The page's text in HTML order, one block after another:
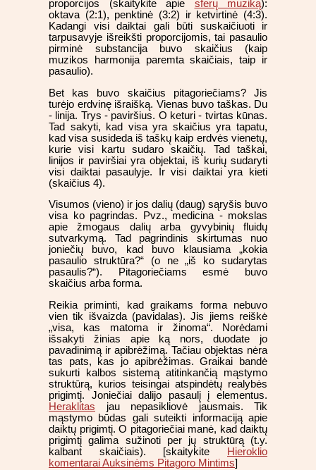
proporcijos (skaitykite apie sferų muziką):
oktava (2:1), penktinė (3:2) ir ketvirtinė (4:3).
Kadangi visi daiktai gali būti suskaičiuoti ir
tarpusavyje išreikšti proporcijomis, tai pasaulio
pirminė substancija buvo skaičius (kaip
muzikos harmonija paremta skaičiais, taip ir
pasaulio).
Bet kas buvo skaičius pitagoriečiams? Jis
turėjo erdvinę išraišką. Vienas buvo taškas. Du
- linija. Trys - paviršius. O keturi - tvirtas kūnas.
Tad sakyti, kad visa yra skaičius yra tapatu,
kad visa susideda iš taškų kaip erdvės vienetų,
kurie visi kartu sudaro skaičių. Tad taškai,
linijos ir paviršiai yra objektai, iš kurių sudaryti
visi daiktai pasaulyje. Ir visi daiktai yra kieti
(skaičius 4).
Visumos (vieno) ir jos dalių (daug) sąryšis buvo
visa ko pagrindas. Pvz., medicina - mokslas
apie žmogaus dalių arba gyvybinių fluidų
sutvarkymą. Tad pagrindinis skirtumas nuo
joniečių buvo, kad buvo klausiama „kokia
pasaulio struktūra?“ (o ne „iš ko sudarytas
pasaulis?“). Pitagoriečiams esmė buvo
skaičius arba forma.
Reikia priminti, kad graikams forma nebuvo
vien tik išvaizda (pavidalas). Jis jiems reiškė
„visa, kas matoma ir žinoma“. Norėdami
išsakyti žinias apie ką nors, duodate jo
pavadinimą ir apibrėžimą. Tačiau objektas nėra
tas pats, kas jo apibrėžimas. Graikai bandė
sukurti kalbos sistemą atitinkančią mąstymo
struktūrą, kurios teisingai atspindėtų realybės
prigimtį. Joniečiai dalijo pasaulį į elementus.
Heraklitas jau nepasikliovė jausmais. Tik
mąstymo būdas gali suteikti informaciją apie
daiktų prigimtį. O pitagoriečiai manė, kad daiktų
prigimtį galima sužinoti per jų struktūrą (t.y.
kalbant skaičiais). [skaitykite
Hieroklio
komentarai Auksinėms Pitagoro Mintims]